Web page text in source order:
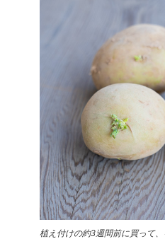
植え付けの約3週間前に買って